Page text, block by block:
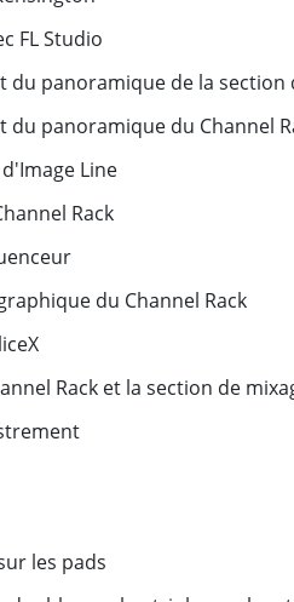
FL Studio
du panoramique de la section
du panoramique du Channel
Line
Rack
du Channel Rack
Rack et la section de
les pads